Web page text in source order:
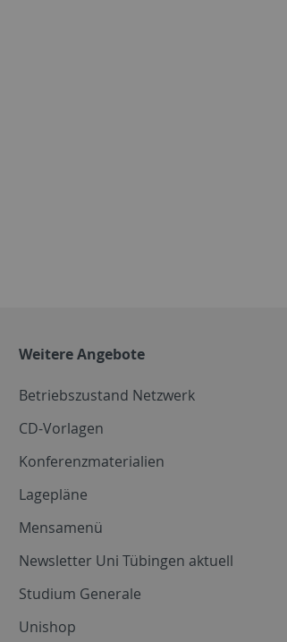
Weitere Angebote
Betriebszustand Netzwerk
CD-Vorlagen
Konferenzmaterialien
Lagepläne
Mensamenü
Newsletter Uni Tübingen aktuell
Studium Generale
Unishop